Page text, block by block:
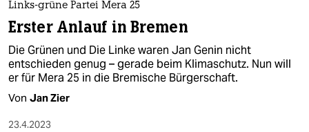
Links-grüne Partei Mera 25
Erster Anlauf in Bremen
Die Grünen und Die Linke waren Jan Genin nicht
entschieden genug – gerade beim Klimaschutz. Nun will
er für Mera 25 in die Bremische Bürgerschaft.
Von Jan Zier
23.4.2023